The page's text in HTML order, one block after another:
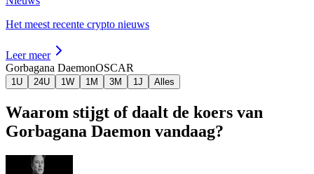
Het meest recente crypto nieuws
Leer meer
Gorbagana DaemonOSCAR
1U 24U 1W 1M 3M 1J Alles
Waarom stijgt of daalt de koers van
Gorbagana Daemon vandaag?